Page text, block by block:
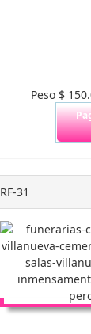
Peso $
RF-31